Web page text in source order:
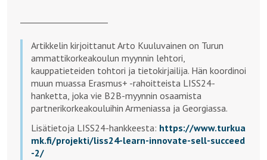
Artikkelin kirjoittanut Arto Kuuluvainen on Turun
ammattikorkeakoulun myynnin lehtori,
kauppatieteiden tohtori ja tietokirjailija. Hän koordinoi
muun muassa Erasmus+ -rahoitteista LISS24-
hanketta, joka vie B2B-myynnin osaamista
partnerikorkeakouluihin Armeniassa ja Georgiassa.
Lisätietoja LISS24-hankkeesta: https://www.turkua
mk.fi/projekti/liss24-learn-innovate-sell-succeed
-2/